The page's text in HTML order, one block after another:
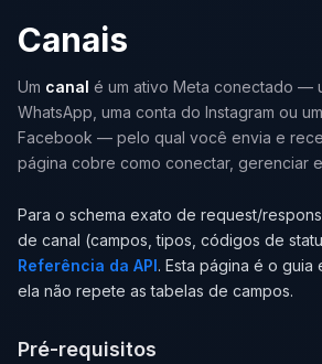
Canais
Um canal é um ativo Meta conectado —
WhatsApp, uma conta do Instagram ou
Facebook — pelo qual você envia e
página cobre como conectar, gerenciar
Para o schema exato de request/
de canal (campos, tipos, códigos de
Referência da API. Esta página é o guia
ela não repete as tabelas de campos.
Pré-requisitos